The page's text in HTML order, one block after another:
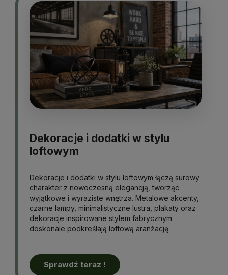
Dekoracje i dodatki w stylu
loftowym
Dekoracje i dodatki w stylu loftowym łączą surowy
charakter z nowoczesną elegancją, tworząc
wyjątkowe i wyraziste wnętrza. Metalowe akcenty,
czarne lampy, minimalistyczne lustra, plakaty oraz
dekoracje inspirowane stylem fabrycznym
doskonale podkreślają loftową aranżację.
Sprawdź teraz !